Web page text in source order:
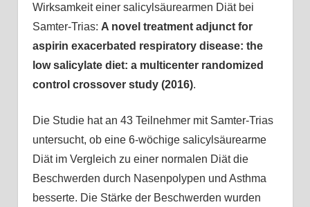
Wirksamkeit einer salicylsäurearmen Diät bei
Samter-Trias: A novel treatment adjunct for
aspirin exacerbated respiratory disease: the
low salicylate diet: a multicenter randomized
control crossover study (2016).
Die Studie hat an 43 Teilnehmer mit Samter-Trias
untersucht, ob eine 6-wöchige salicylsäurearme
Diät im Vergleich zu einer normalen Diät die
Beschwerden durch Nasenpolypen und Asthma
besserte. Die Stärke der Beschwerden wurden